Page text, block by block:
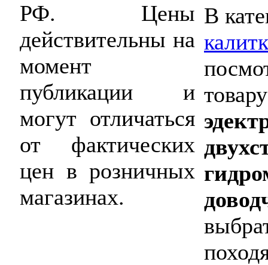
РФ. Цены
действительны на
момент
публикации и
могут отличаться
от фактических
цен в розничных
магазинах.
В